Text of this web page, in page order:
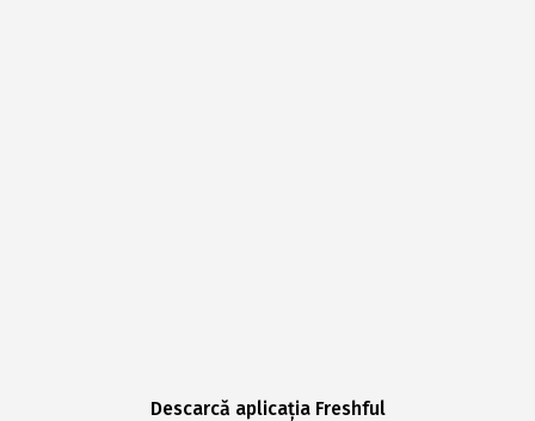
Descarcă aplicația Freshful